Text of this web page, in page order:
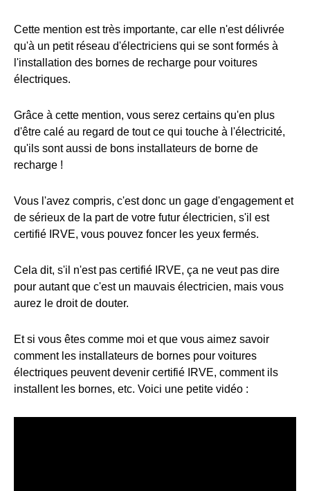
Cette mention est très importante, car elle n'est délivrée
qu'à un petit réseau d'électriciens qui se sont formés à
l'installation des bornes de recharge pour voitures
électriques.
Grâce à cette mention, vous serez certains qu'en plus
d'être calé au regard de tout ce qui touche à l'électricité,
qu'ils sont aussi de bons installateurs de borne de
recharge !
Vous l'avez compris, c'est donc un gage d'engagement et
de sérieux de la part de votre futur électricien, s'il est
certifié IRVE, vous pouvez foncer les yeux fermés.
Cela dit, s'il n'est pas certifié IRVE, ça ne veut pas dire
pour autant que c'est un mauvais électricien, mais vous
aurez le droit de douter.
Et si vous êtes comme moi et que vous aimez savoir
comment les installateurs de bornes pour voitures
électriques peuvent devenir certifié IRVE, comment ils
installent les bornes, etc. Voici une petite vidéo :